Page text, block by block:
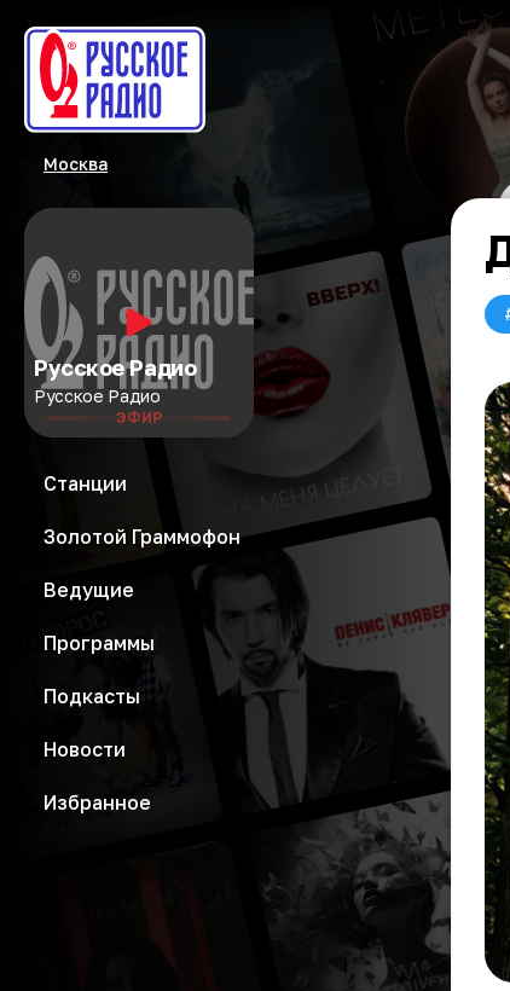
Москва
Русское Радио
Русское Радио
ЭФИР
Станции
Золотой Граммофон
Ведущие
Программы
Подкасты
Новости
Избранное